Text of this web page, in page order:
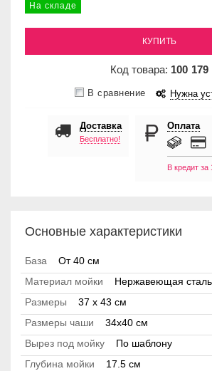
На складе
КУПИТЬ
Код товара: 100 179
В сравнение Нужна
Доставка
Бесплатно!
Оплата
В кредит за
Основные характеристики
База
От 40 см
Материал мойки
Нержавеющая
Размеры
37 x 43 см
Размеры чаши
34x40 см
Вырез под мойку
По шаблону
Глубина мойки
17.5 см